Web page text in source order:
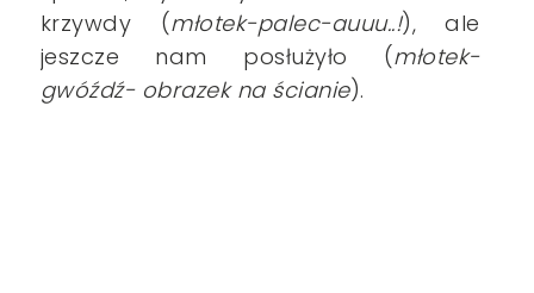
krzywdy (młotek-palec-auuu..!), ale
jeszcze nam posłużyło (młotek-
gwóźdź- obrazek na ścianie).